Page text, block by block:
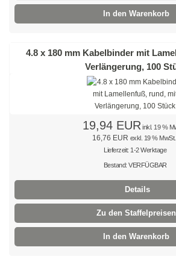
Edelstahlbinder 316 SS
Edelstahlkabelbinder, wiederlösbar
Edelstahlbinder mit Leiterverschluss
Edelstahlbinder mit Welle
Edelstahlmarkierplatten
Edelstahlschraubsockel
In den Warenkorb
4.8 x 180 mm Kabelbinder mit
Verlängerung, 100
19,94 EUR inkl. 19 %
16,76 EUR exkl. 19 %
Lieferzeit: 1-2 Werktage
Bestand: VERFÜGBAR
Details
Zu den Staffelpreisen
In den Warenkorb